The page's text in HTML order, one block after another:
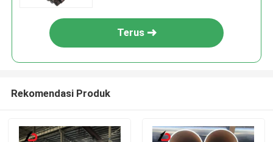
Terus
Rekomendasi Produk